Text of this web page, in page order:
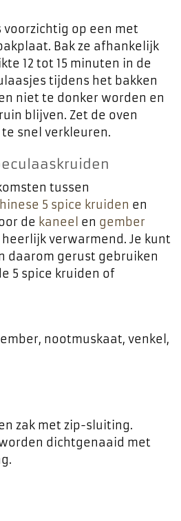
voorzichtig op een met
Bak ze afhankelijk
12 tot 15 minuten in de
tijdens het bakken
niet te donker worden en
blijven. Zet de oven
te snel verkleuren.
tussen
5 spice kruiden en
de kaneel en gember
verwarmend. Je kunt
daarom gerust gebruiken
5 spice kruiden of
nootmuskaat, venkel,
zak met zip-sluiting.
dichtgenaaid met